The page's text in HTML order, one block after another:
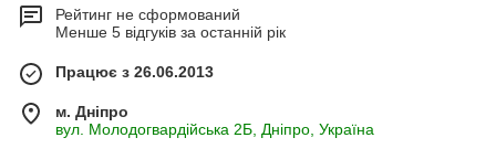
Рейтинг не сформований
Менше 5 відгуків за останній рік
Працює з 26.06.2013
м. Дніпро
вул. Молодогвардійська 2Б, Дніпро, Україна